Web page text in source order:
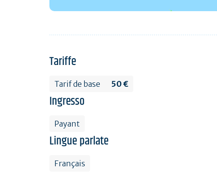
Tariffe
Tarif de base 50 €
Ingresso
Payant
Lingue parlate
Français